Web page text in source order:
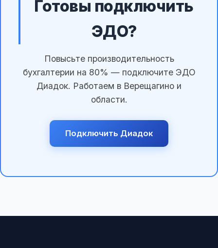
Готовы подключить
ЭДО?
Повысьте производительность
бухгалтерии на 80% — подключите ЭДО
Диадок. Работаем в Верещагино и
области.
Подключить Диадок